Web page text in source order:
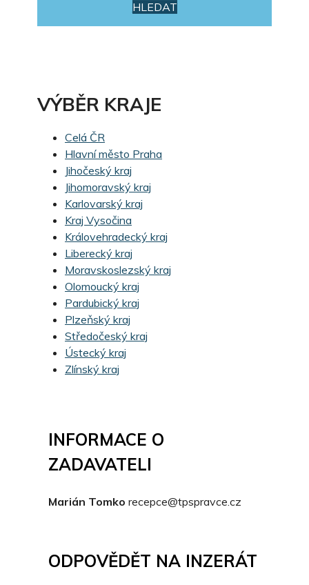
HLEDAT
VÝBĚR KRAJE
Celá ČR
Hlavní město Praha
Jihočeský kraj
Jihomoravský kraj
Karlovarský kraj
Kraj Vysočina
Královehradecký kraj
Liberecký kraj
Moravskoslezský kraj
Olomoucký kraj
Pardubický kraj
Plzeňský kraj
Středočeský kraj
Ústecký kraj
Zlínský kraj
INFORMACE O
ZADAVATELI
Marián Tomko recepce@tpspravce.cz
ODPOVĚDĚT NA INZERÁT